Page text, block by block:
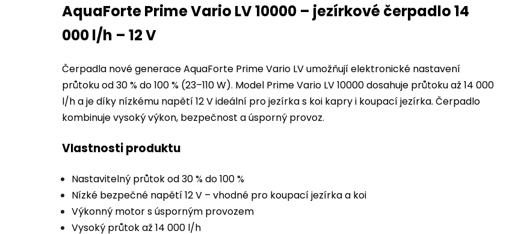
AquaForte Prime Vario LV 10000 – jezírkové čerpadlo 14
000 l/h – 12 V
Čerpadla nové generace AquaForte Prime Vario LV umožňují elektronické nastavení
průtoku od 30 % do 100 % (23–110 W). Model Prime Vario LV 10000 dosahuje průtoku až 14 000
l/h a je díky nízkému napětí 12 V ideální pro jezírka s koi kapry i koupací jezírka. Čerpadlo
kombinuje vysoký výkon, bezpečnost a úsporný provoz.
Vlastnosti produktu
Nastavitelný průtok od 30 % do 100 %
Nízké bezpečné napětí 12 V – vhodné pro koupací jezírka a koi
Výkonný motor s úsporným provozem
Vysoký průtok až 14 000 l/h